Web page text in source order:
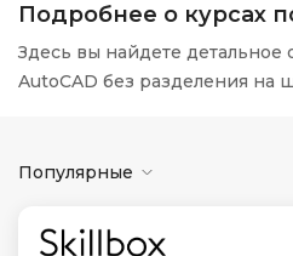
Подробнее о курсах
Здесь вы найдете детальное
AutoCAD без разделения на
Популярные